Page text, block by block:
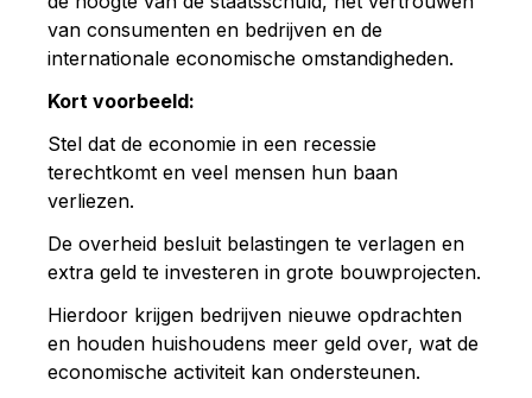
van consumenten en bedrijven en de
internationale economische omstandigheden.
Kort voorbeeld:
Stel dat de economie in een recessie
terechtkomt en veel mensen hun baan
verliezen.
De overheid besluit belastingen te verlagen en
extra geld te investeren in grote bouwprojecten.
Hierdoor krijgen bedrijven nieuwe opdrachten
en houden huishoudens meer geld over, wat de
economische activiteit kan ondersteunen.